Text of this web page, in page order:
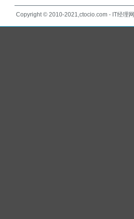
Copyright © 2010-2021,ctocio.com - IT经理网